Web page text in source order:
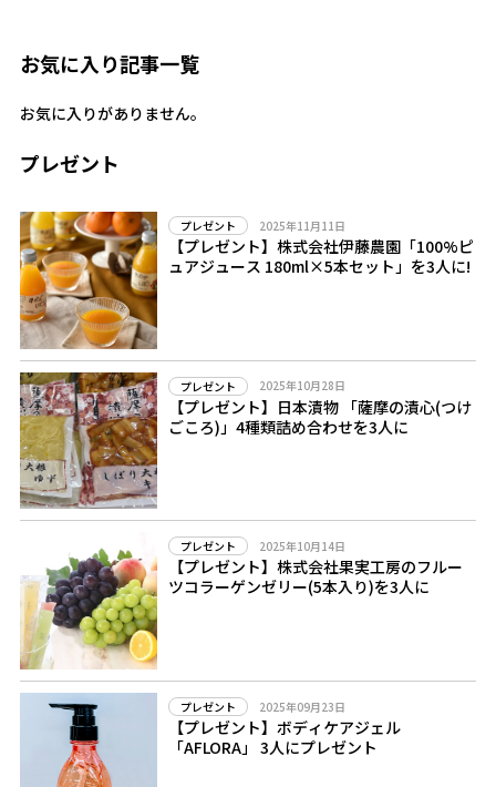
お気に入り記事一覧
お気に入りがありません。
プレゼント
プレゼント 2025年11月11日
【プレゼント】株式会社伊藤農園「100%ピ
ュアジュース 180ml×5本セット」を3人に!
プレゼント 2025年10月28日
【プレゼント】日本漬物 「薩摩の漬心(つけ
ごころ)」4種類詰め合わせを3人に
プレゼント 2025年10月14日
【プレゼント】株式会社果実工房のフルー
ツコラーゲンゼリー(5本入り)を3人に
プレゼント 2025年09月23日
【プレゼント】ボディケアジェル
「AFLORA」 3人にプレゼント